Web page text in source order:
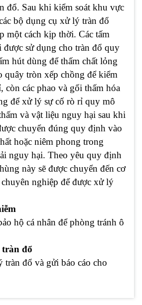
đổ. Sau khi kiểm soát khu vực
bộ dụng cụ xử lý tràn đổ
một cách kịp thời. Các tấm
được sử dụng cho tràn đổ quy
hút dùng để thấm chất lỏng
quây tròn xếp chồng để kiểm
còn các phao và gối thấm hóa
để xử lý sự cố rò rỉ quy mô
và vật liệu nguy hại sau khi
chuyển đúng quy định vào
hoặc niêm phong trong
nguy hại. Theo yêu quy định
này sẽ được chuyển đến cơ
nghiệp để được xử lý
hộ cá nhân để phòng tránh ô
tràn đổ
tràn đổ và gửi báo cáo cho